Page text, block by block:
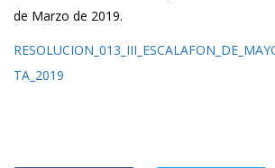
de Marzo de 2019.
TA_2019